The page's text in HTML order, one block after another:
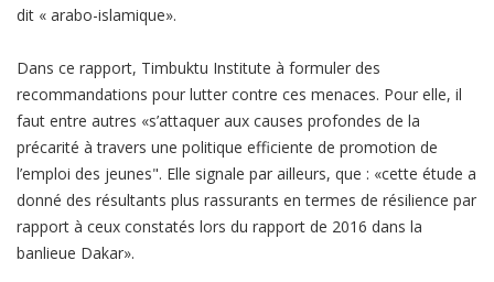
dit « arabo-islamique».
Dans ce rapport, Timbuktu Institute à formuler des
recommandations pour lutter contre ces menaces. Pour elle, il
faut entre autres «s’attaquer aux causes profondes de la
précarité à travers une politique efficiente de promotion de
l’emploi des jeunes". Elle signale par ailleurs, que : «cette étude a
donné des résultants plus rassurants en termes de résilience par
rapport à ceux constatés lors du rapport de 2016 dans la
banlieue Dakar».